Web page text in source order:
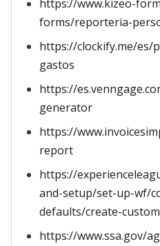
https://www.kizeo-
forms/reporteria-
https://clockify.me/es/
gastos
https://
generator
https://
report
https://
and-setup/set-up-wf/
defaults/create-
https://www.ssa.gov/